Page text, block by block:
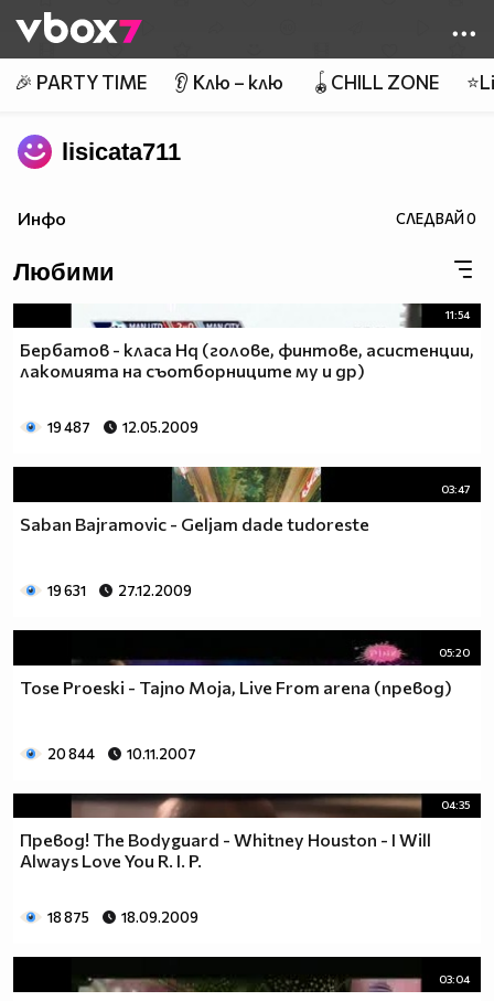
👾
🎉 PARTY TIME 👂 Клю – клю 🪀CHILL ZONE
lisicata711
Инфо СЛЕДВАЙ0
Любими
11:54
Бербатов - класа Hq (голове, финтове, асистенции,
лакомията на съотборниците му и др)
19 487 12.05.2009
03:47
Saban Bajramovic - Geljam dade tudoreste
19 631 27.12.2009
05:20
Tose Proeski - Tajno Moja, Live From arena (превод)
20 844 10.11.2007
04:35
Превод! The Bodyguard - Whitney Houston - I Will
Always Love You R. I. P.
18 875 18.09.2009
03:04